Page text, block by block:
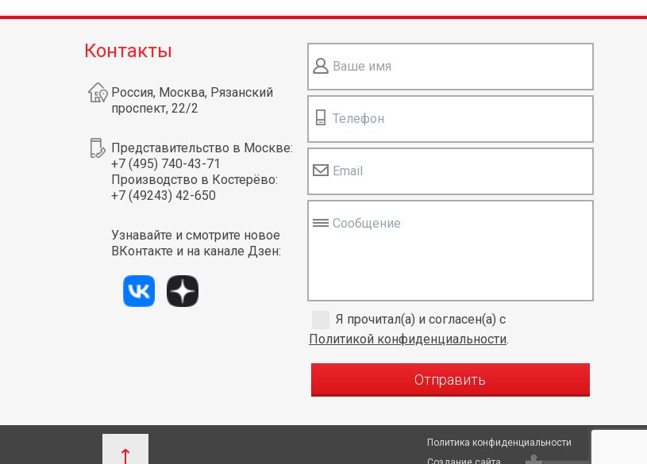
Контакты
Россия, Москва, Рязанский
проспект, 22/2
Представительство в Москве:
+7 (495) 740-43-71
Производство в Костерёво:
+7 (49243) 42-650
Узнавайте и смотрите новое
ВКонтакте и на канале Дзен:
Ваше имя
Телефон
Email
Сообщение
Я прочитал(а) и согласен(а) с
Политикой конфиденциальности.
Отправить
Политика конфиденциальности